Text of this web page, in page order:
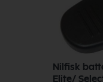
Nilfisk
Elite/